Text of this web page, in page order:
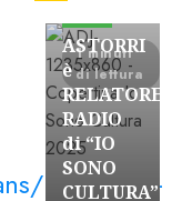
iscrizione-
1 minuti
di lettura
ASTORRI
è
RELATORE
RADIO
di “IO
SONO
CULTURA”